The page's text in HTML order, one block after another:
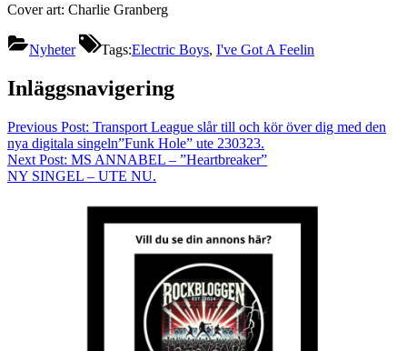
Cover art: Charlie Granberg
Nyheter Tags:Electric Boys, I've Got A Feelin
Inläggsnavigering
Previous Post: Transport League slår till och kör över dig med den
nya digitala singeln”Funk Hole” ute 230323.
Next Post: MS ANNABEL – ”Heartbreaker”
NY SINGEL – UTE NU.